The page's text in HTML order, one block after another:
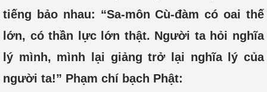
tiếng bảo nhau: “Sa-môn Cù-đàm có oai thế
lớn, có thần lực lớn thật. Người ta hỏi nghĩa
lý mình, mình lại giảng trở lại nghĩa lý của
người ta!” Phạm chí bạch Phật: